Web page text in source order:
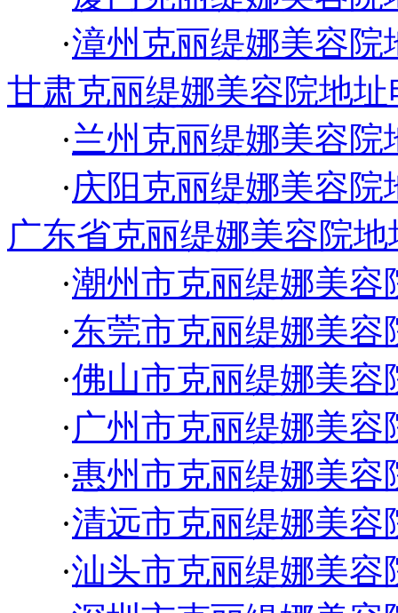
·漳州克丽缇娜美容院
甘肃克丽缇娜美容院地
·兰州克丽缇娜美容院
·庆阳克丽缇娜美容院
广东省克丽缇娜美容院
·潮州市克丽缇娜美容
·东莞市克丽缇娜美
·佛山市克丽缇娜美容
·广州市克丽缇娜美
·惠州市克丽缇娜美容
·清远市克丽缇娜美容
·汕头市克丽缇娜美容